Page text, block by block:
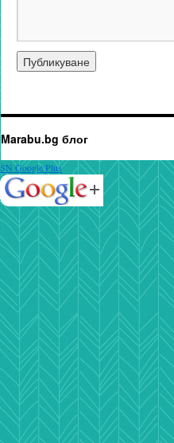
Marabu.bg блог
SN Google Plus